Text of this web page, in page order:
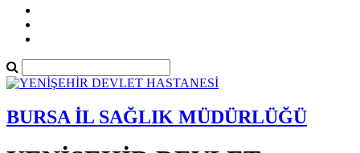
BURSA İL SAĞLIK MÜDÜRLÜĞÜ